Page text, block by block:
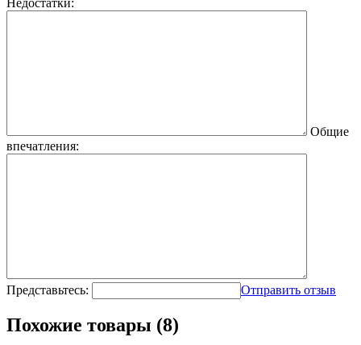
Общие
впечатления:
Представьтесь: Отправить отзыв
Похожие товары (8)